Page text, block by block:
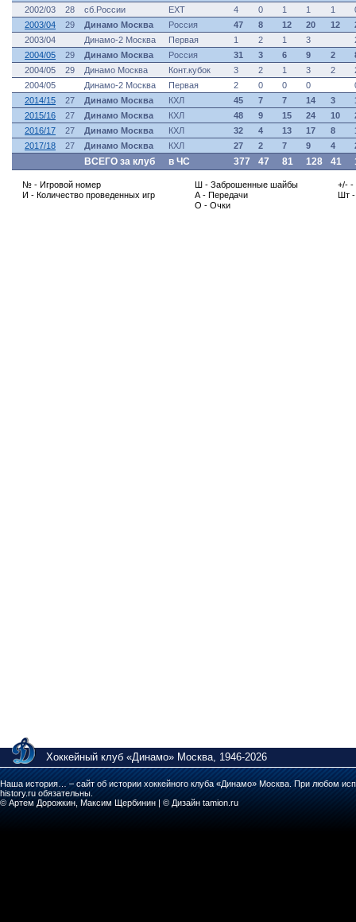
2002/03
28 сб.России ЕХТ 4 0 1 1 1
2003/04
29 Динамо Москва Россия 47 8 12 20 12
2003/04
Динамо-2 Москва Первая 1 2 1 3
2004/05
29 Динамо Москва Россия 31 3 6 9 2
2004/05
29 Динамо Москва Конт.кубок 3 2 1 3 2
2004/05
Динамо-2 Москва Первая 2 0 0 0
2014/15
27 Динамо Москва КХЛ 45 7 7 14 3
2015/16
27 Динамо Москва КХЛ 48 9 15 24 10
2016/17
27 Динамо Москва КХЛ 32 4 13 17 8
2017/18
27 Динамо Москва КХЛ 27 2 7 9 4
ВСЕГО за клуб в ЧС 377 47 81 128 41
№ - Игровой номер
И - Количество проведенных игр
Ш - Заброшенные шайбы
А - Передачи
О - Очки
+/-
Шт -
Хоккейный клуб «Динамо» Москва, 1946-2026
Наша история… – сайт об истории хоккейного клуба «Динамо» Москва. При любом
history.ru обязательны.
© Артем Дорожкин, Максим Щербинин | © Дизайн tamion.ru